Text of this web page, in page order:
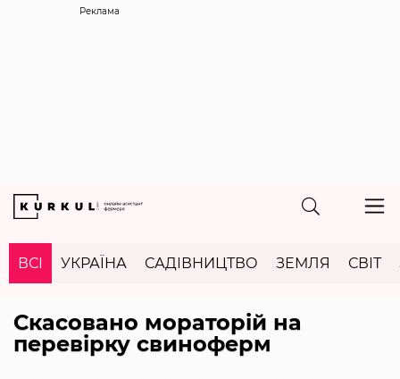
Реклама
ВСІ УКРАЇНА САДІВНИЦТВО ЗЕМЛЯ СВІТ
Скасовано мораторій на
перевірку свиноферм